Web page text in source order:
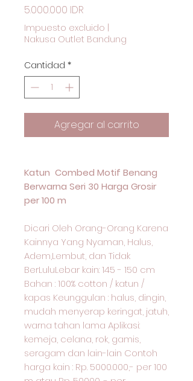
5.000.000 IDR
Impuesto excluido
Nakusa Outlet Bandung
Cantidad *
Agregar al carrito
Katun Combed Motif Benang
Berwarna Seri 30 Harga Grosir
per 100 m
Dicari Oleh Orang-Orang Karena
Kainnya Yang Nyaman, Halus,
Adem,Lembut, dan Tidak
BerLuluLebar kain: 145 - 150 cm
Bahan : 100% cotton / katun /
kapas Keunggulan : halus, dingin,
mudah menyerap keringat, jatuh,
warna tahan lama Aplikasi:
kemeja, celana, rok, gamis,
seragam dan lain-lain Contoh
harga kain : Rp. 5000.000,- per 100